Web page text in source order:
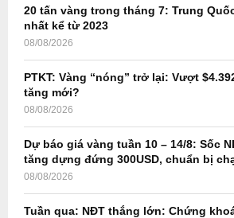
r
20 tấn vàng trong tháng 7: Trung
nhất kể từ 2023
08/08/2026
PTKT: Vàng “nóng” trở lại: Vượt
tăng mới?
08/08/2026
Dự báo giá vàng tuần 10 – 14/8: Sốc
tăng dựng đứng 300USD, chuẩn bị
08/08/2026
Tuần qua: NĐT thắng lớn: Chứng